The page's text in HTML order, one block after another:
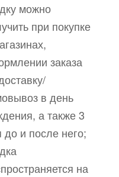
можно
при покупке
заказа
в день
а также 3
до и после него;
на